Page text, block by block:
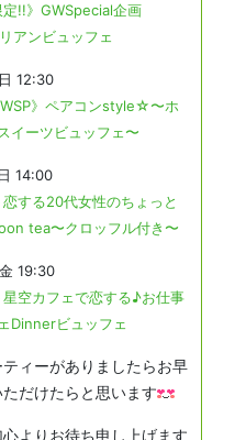
定!!》GWSpecial企画
アンビュッフェ
12:30
》ペアコンstyle☆〜ホ
イーツビュッフェ〜
14:00
する20代女性のちょっと
tea〜クロッフル付き〜
19:30
星空カフェで恋する♪お仕事
Dinnerビュッフェ
ィーがありましたらお早
だけたらと思います
よりお待ち申し上げます